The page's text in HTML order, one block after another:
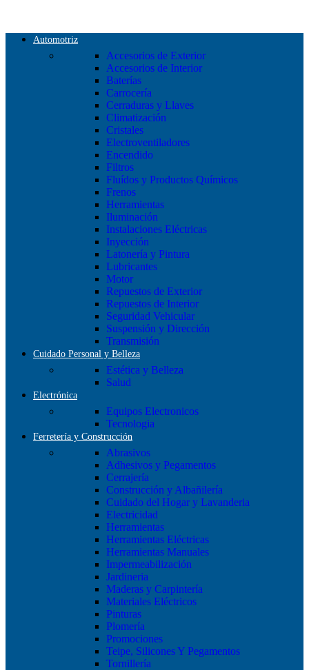
Automotriz
Accesorios de Exterior
Accesorios de Interior
Baterías
Carrocería
Cerraduras y Llaves
Climatización
Cristales
Electroventiladores
Encendido
Filtros
Fluídos y Productos Químicos
Frenos
Herramientas
Iluminación
Instalaciones Eléctricas
Inyección
Latonería y Pintura
Lubricantes
Motor
Repuestos de Exterior
Repuestos de Interior
Seguridad Vehicular
Suspensión y Dirección
Transmisión
Cuidado Personal y Belleza
Estética y Belleza
Salud
Electrónica
Equipos Electronicos
Tecnologia
Ferretería y Construcción
Abrasivos
Adhesivos y Pegamentos
Cerrajería
Construcción y Albañilería
Cuidado del Hogar y Lavanderia
Electricidad
Herramientas
Herramientas Eléctricas
Herramientas Manuales
Impermeabilización
Jardineria
Maderas y Carpintería
Materiales Eléctricos
Pinturas
Plomería
Promociones
Teipe, Silicones Y Pegamentos
Tornillería